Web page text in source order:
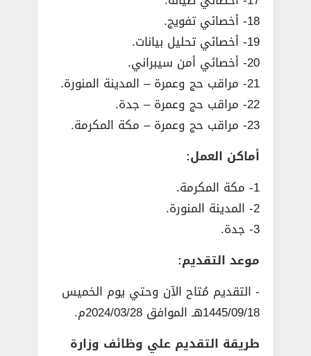
18- أخصائي تفويج.
19- أخصائي تحليل بيانات.
20- أخصائي أمن سيبراني.
21- مراقب حج وعمرة – المدينة المنورة.
22- مراقب حج وعمرة – جدة.
23- مراقب حج وعمرة – مكة المكرمة.
أماكن العمل:
1- مكة المكرمة.
2- المدينة المنورة.
3- جدة.
موعد التقديم:
­- التقديم مُتاح الآن وحتي يوم الخميس
1445/09/18هـ الموافق 2024/03/28م.
طريقة التقديم علي وظائف وزارة